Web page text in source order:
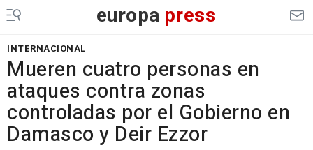
europa press
INTERNACIONAL
Mueren cuatro personas en
ataques contra zonas
controladas por el Gobierno en
Damasco y Deir Ezzor